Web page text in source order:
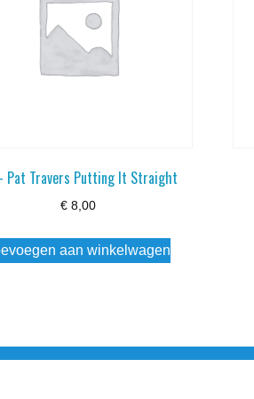
Pat Travers Putting It Straight
€ 8,00
aan winkelwagen